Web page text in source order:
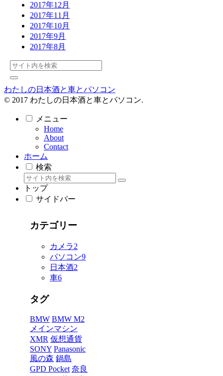
2017年12月
2017年11月
2017年10月
2017年9月
2017年8月
わたしの日本酒と車とパソコン
© 2017 わたしの日本酒と車とパソコン.
メニュー
Home
About
Contact
ホーム
検索
トップ
サイドバー
カテゴリー
カメラ2
パソコン9
日本酒2
車6
タグ
BMW BMW M2
メインマシン
XMR 仮想通貨
SONY Panasonic
風の森 鍋島
GPD Pocket 奈良